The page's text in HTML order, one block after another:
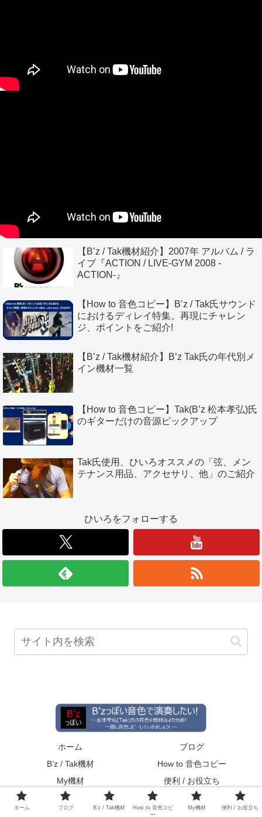
【B’z / Tak機材紹介】2007年 アルバム / ラ
イブ『ACTION / LIVE-GYM 2008 -
ACTION-』
【How to 音色コピー】B’z / Tak氏サウンド
におけるディレイ特集。再現にチャレン
ジ、ポイントをご紹介!
【B’z / Tak機材紹介】B’z Tak氏の年代別メ
イン機材一覧
【How to 音色コピー】Tak(B’z 松本孝弘)氏
のギターだけの音源ピックアップ
Tak氏使用、ひいろオススメの「弦、メン
テナンス用品、アクセサリ、他」のご紹介
ひいろをフォローする
ホーム
ブログ
B’z / Tak機材
How to 音色コピー
My機材
便利 / お役立ち
© 2019-2026 B’zっぽい音色で演奏したい!.
ホーム ブログ B’z / Tak機材
How to 音色コピ
ー
My機材 便利 / お役立ち